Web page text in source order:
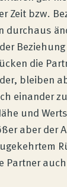
Zeit bzw.
durchaus
die
bleiben
einander
und
aber der
Partner